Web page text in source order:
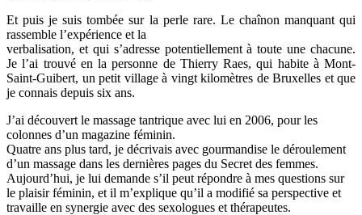
Et puis je suis tombée sur la perle rare. Le chaînon manquant qui
rassemble l’expérience et la
verbalisation, et qui s’adresse potentiellement à toute une chacune.
Je l’ai trouvé en la personne de Thierry Raes, qui habite à Mont-
Saint-Guibert, un petit village à vingt kilomètres de Bruxelles et que
je connais depuis six ans.
J’ai découvert le massage tantrique avec lui en 2006, pour les
colonnes d’un magazine féminin.
Quatre ans plus tard, je décrivais avec gourmandise le déroulement
d’un massage dans les dernières pages du Secret des femmes.
Aujourd’hui, je lui demande s’il peut répondre à mes questions sur
le plaisir féminin, et il m’explique qu’il a modifié sa perspective et
travaille en synergie avec des sexologues et thérapeutes.